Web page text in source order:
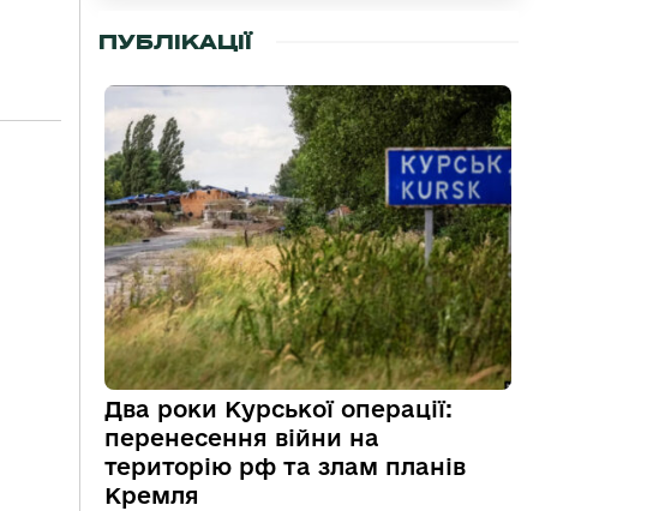
ПУБЛІКАЦІЇ
Два роки Курської операції:
перенесення війни на
територію рф та злам планів
Кремля